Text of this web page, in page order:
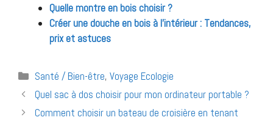
Quelle montre en bois choisir ?
Créer une douche en bois à l’intérieur : Tendances,
prix et astuces
Catégories
Santé / Bien-être,Voyage Ecologie
Navigation
des
Quel sac à dos choisir pour mon ordinateur portable ?
Comment choisir un bateau de croisière en tenant